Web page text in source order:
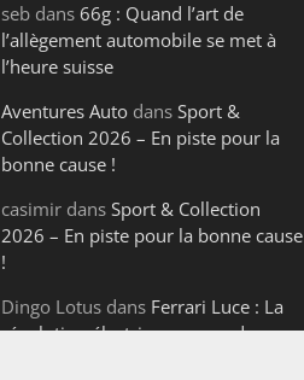
seb dans66g : Quand l’art de
l’allègement automobile se met à
l’heure suisse
Aventures Auto dansSport &
Collection 2026 – En piste pour la
bonne cause !
casimir dansSport & Collection
2026 – En piste pour la bonne cause
!
Dingo Lotus dans Ferrari Luce : La
révolution électrique venue de